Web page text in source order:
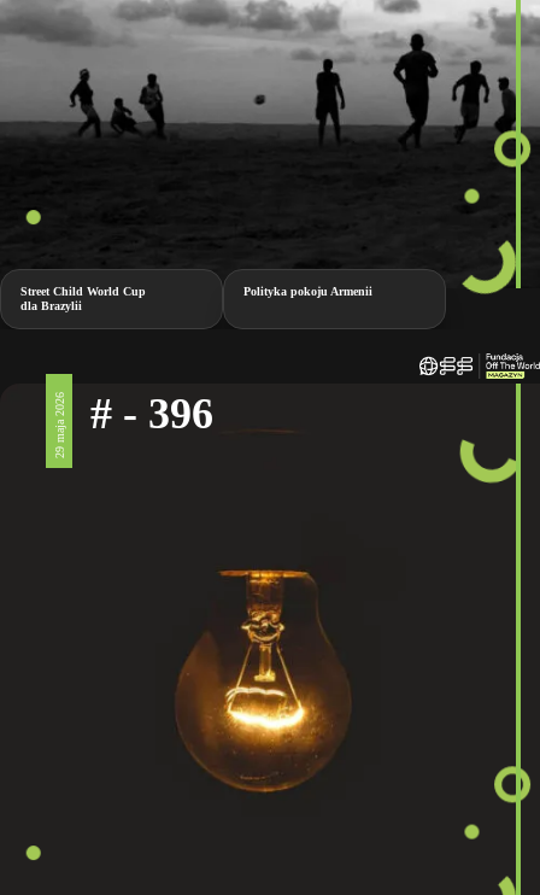
Street Child World Cup
dla Brazylii
Polityka pokoju Armenii
29 maja 2026 # - 396